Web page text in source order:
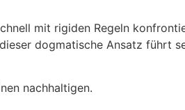
mit rigiden Regeln
dogmatische Ansatz führt
nachhaltigen.